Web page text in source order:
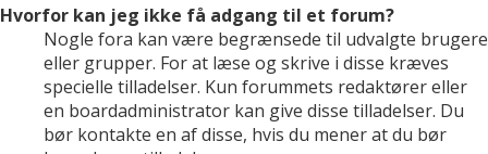
Hvorfor kan jeg ikke få adgang til et forum?
Nogle fora kan være begrænsede til udvalgte brugere
eller grupper. For at læse og skrive i disse kræves
specielle tilladelser. Kun forummets redaktører eller
en boardadministrator kan give disse tilladelser. Du
bør kontakte en af disse, hvis du mener at du bør